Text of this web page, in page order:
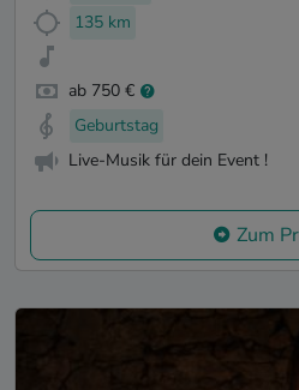
135 km
ab 750 €
Geburtstag
Live-Musik für dein Event !
Zum